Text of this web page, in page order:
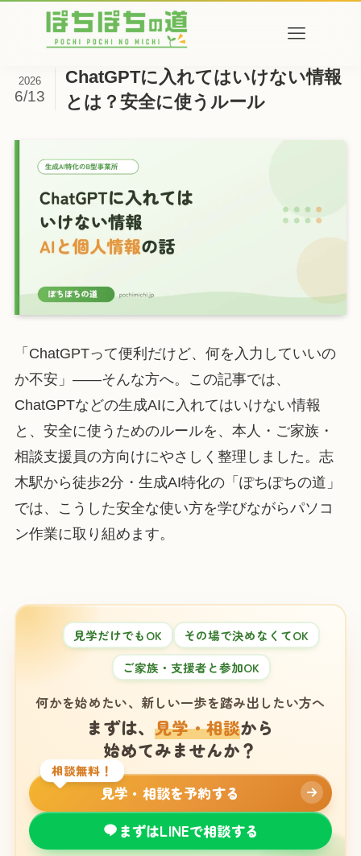
ChatGPTに入れてはいけない情報
とは？安全に使うルール
2026
6/13
「ChatGPTって便利だけど、何を入力していいの
か不安」——そんな方へ。この記事では、
ChatGPTなどの生成AIに入れてはいけない情報
と、安全に使うためのルールを、本人・ご家族・
相談支援員の方向けにやさしく整理しました。志
木駅から徒歩2分・生成AI特化の「ぽちぽちの道」
では、こうした安全な使い方を学びながらパソコ
ン作業に取り組めます。
見学だけでもOK
その場で決めなくてOK
ご家族・支援者と参加OK
何かを始めたい、新しい一歩を踏み出したい方へ
まずは、見学・相談から
始めてみませんか？
相談無料！
見学・相談を予約する
まずはLINEで相談する